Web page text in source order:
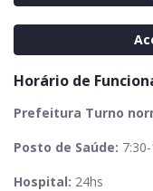
Horário de
Prefeitura Turno
Posto de Saúde:
Hospital: 24hs